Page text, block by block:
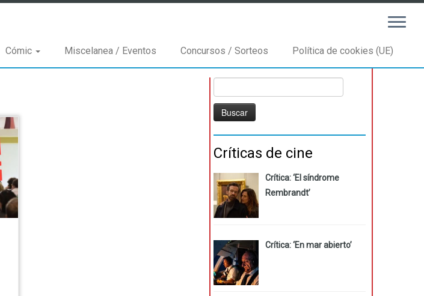
Cómic Miscelanea / Eventos Concursos / Sorteos Política de cookies (UE)
Críticas de cine
Crítica: ‘El síndrome
Rembrandt’
Crítica: ‘En mar abierto’